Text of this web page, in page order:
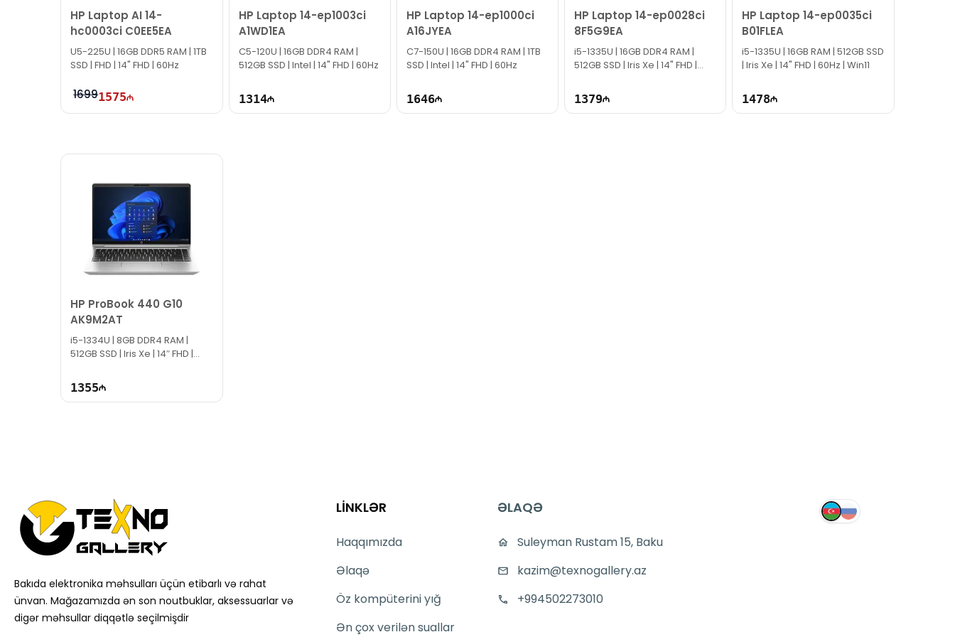
HP Laptop AI 14-
hc0003ci C0EE5EA
U5-225U | 16GB DDR5 RAM | 1TB
SSD | FHD | 14" FHD | 60Hz
16991575
HP Laptop 14-ep1003ci
A1WD1EA
C5-120U | 16GB DDR4 RAM |
512GB SSD | Intel | 14" FHD | 60Hz
1314
HP Laptop 14-ep1000ci
A16JYEA
C7-150U | 16GB DDR4 RAM | 1TB
SSD | Intel | 14" FHD | 60Hz
1646
HP Laptop 14-ep0028ci
8F5G9EA
i5-1335U | 16GB DDR4 RAM |
512GB SSD | Iris Xe | 14" FHD |
1379
HP Laptop 14-ep0035ci
B01FLEA
i5-1335U | 16GB RAM | 512GB SSD
| Iris Xe | 14" FHD | 60Hz | Win11
1478
HP ProBook 440 G10
AK9M2AT
i5-1334U | 8GB DDR4 RAM |
512GB SSD | Iris Xe | 14″ FHD |
1355
Bakıda elektronika məhsulları üçün etibarlı və rahat
ünvan. Mağazamızda ən son noutbuklar, aksessuarlar və
digər məhsullar diqqətlə seçilmişdir
LİNKLƏR
Haqqımızda
Əlaqə
Öz kompüterini yığ
Ən çox verilən suallar
ƏLAQƏ
Suleyman Rustam 15, Baku
kazim@texnogallery.az
+994502273010